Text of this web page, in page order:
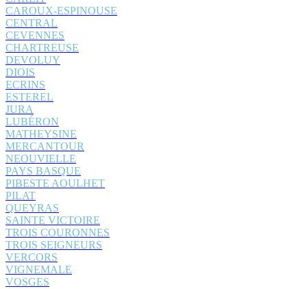
CAROUX-ESPINOUSE
CENTRAL
CEVENNES
CHARTREUSE
DEVOLUY
DIOIS
ECRINS
ESTEREL
JURA
LUBÉRON
MATHEYSINE
MERCANTOUR
NEOUVIELLE
PAYS BASQUE
PIBESTE AOULHET
PILAT
QUEYRAS
SAINTE VICTOIRE
TROIS COURONNES
TROIS SEIGNEURS
VERCORS
VIGNEMALE
VOSGES